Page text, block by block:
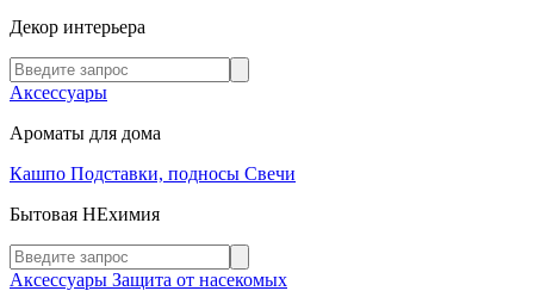
Декор интерьера
Аксессуары
Ароматы для дома
Кашпо Подставки, подносы Свечи
Бытовая НЕхимия
Аксессуары Защита от насекомых